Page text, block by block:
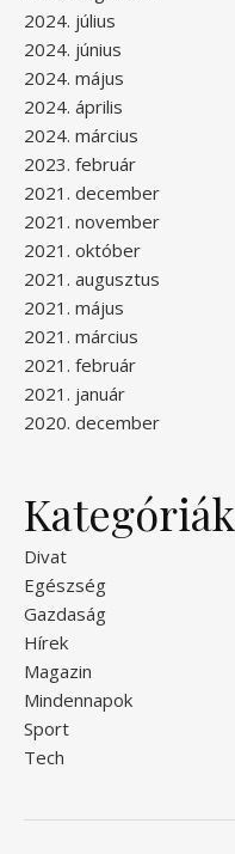
2024. július
2024. június
2024. május
2024. április
2024. március
2023. február
2021. december
2021. november
2021. október
2021. augusztus
2021. május
2021. március
2021. február
2021. január
2020. december
Kategóriák
Divat
Egészség
Gazdaság
Hírek
Magazin
Mindennapok
Sport
Tech